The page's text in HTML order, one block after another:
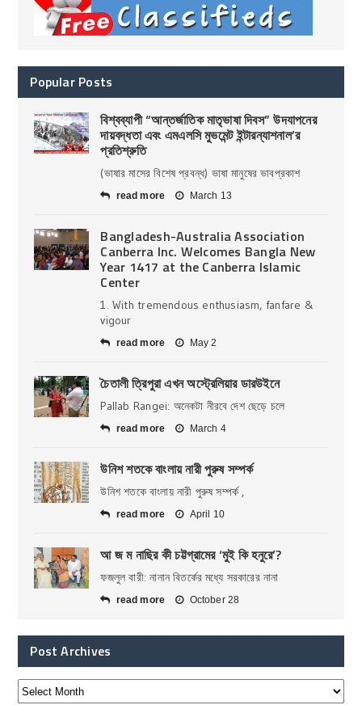
Popular Posts
বিশ্বব্যাপী “আন্তর্জাতিক মাতৃভাষা দিবস” উদযাপনের
দায়বদ্ধতা এবং এমএলসি মুভমেন্ট ইন্টারন্যাশনাল’র
প্রতিশ্রুতি
(ভাষার মাসের বিশেষ প্রবন্ধ) ভাষা মানুষের ভাবপ্রকাশ
read more March 13
Bangladesh-Australia Association
Canberra Inc. Welcomes Bangla New
Year 1417 at the Canberra Islamic
Center
1. With tremendous enthusiasm, fanfare &
vigour
read more May 2
চৈতালী ত্রিপুরা এখন অস্ট্রেলিয়ার ডারউইনে
Pallab Rangei: অনেকটা নীরবে দেশ ছেড়ে চলে
read more March 4
উনিশ শতকে বাংলায় নারী পুরুষ সম্পর্ক
উনিশ শতকে বাংলায় নারী পুরুষ সম্পর্ক ,
read more April 10
আ জ ম নাছির কী চট্টগ্রামের ‘মুই কি হনুরে’?
ফজলুল বারী: নানান বিতর্কের মধ্যে সরকারের নানা
read more October 28
Post Archives